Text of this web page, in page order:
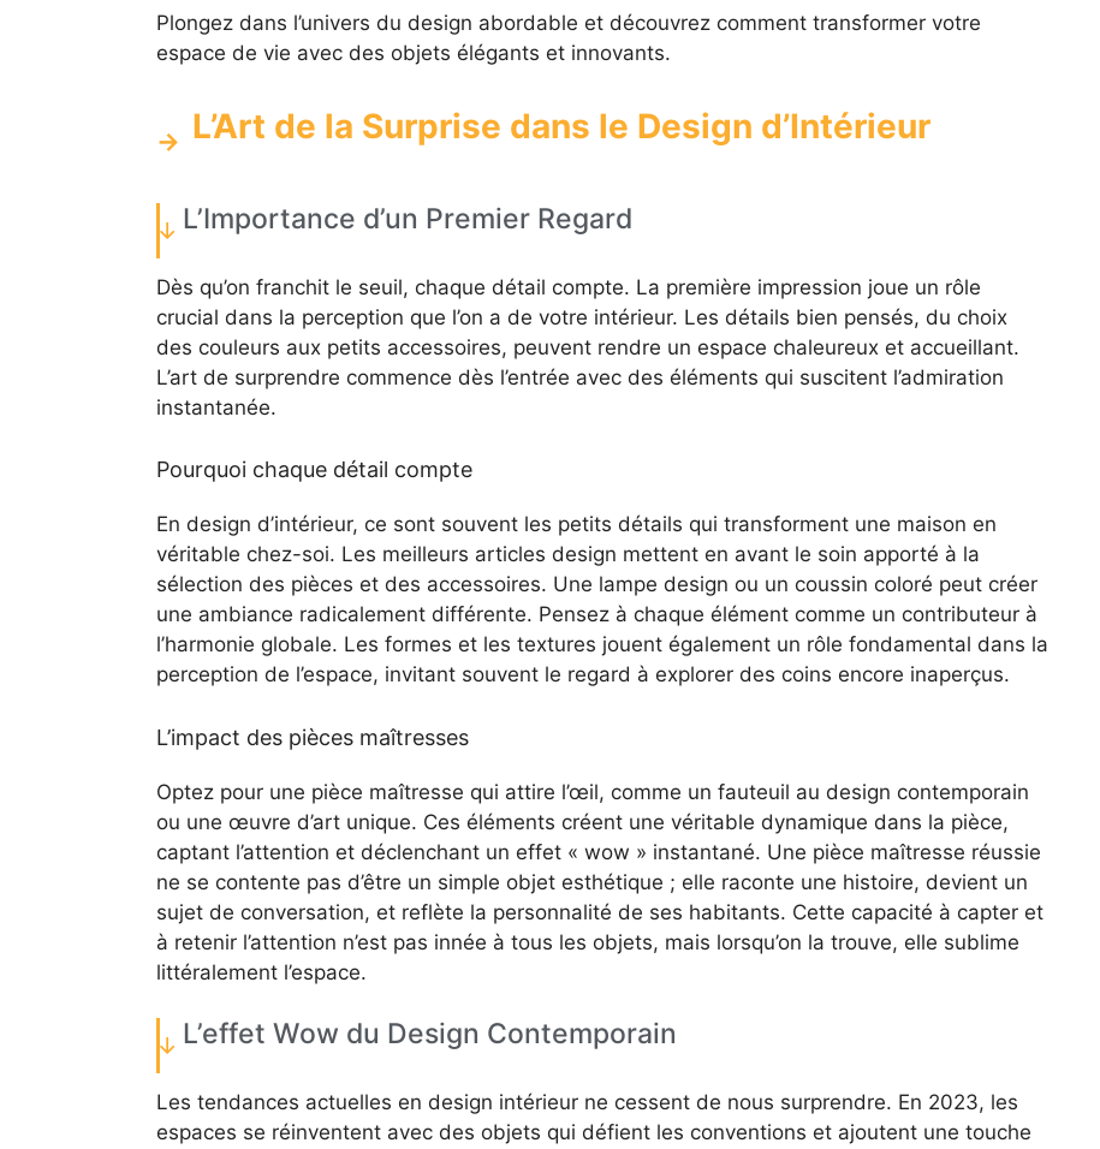
Plongez dans l’univers du design abordable et découvrez comment transformer votre
espace de vie avec des objets élégants et innovants.
L’Art de la Surprise dans le Design d’Intérieur
L’Importance d’un Premier Regard
Dès qu’on franchit le seuil, chaque détail compte. La première impression joue un rôle
crucial dans la perception que l’on a de votre intérieur. Les détails bien pensés, du choix
des couleurs aux petits accessoires, peuvent rendre un espace chaleureux et accueillant.
L’art de surprendre commence dès l’entrée avec des éléments qui suscitent l’admiration
instantanée.
Pourquoi chaque détail compte
En design d’intérieur, ce sont souvent les petits détails qui transforment une maison en
véritable chez-soi. Les meilleurs articles design mettent en avant le soin apporté à la
sélection des pièces et des accessoires. Une lampe design ou un coussin coloré peut créer
une ambiance radicalement différente. Pensez à chaque élément comme un contributeur à
l’harmonie globale. Les formes et les textures jouent également un rôle fondamental dans la
perception de l’espace, invitant souvent le regard à explorer des coins encore inaperçus.
L’impact des pièces maîtresses
Optez pour une pièce maîtresse qui attire l’œil, comme un fauteuil au design contemporain
ou une œuvre d’art unique. Ces éléments créent une véritable dynamique dans la pièce,
captant l’attention et déclenchant un effet « wow » instantané. Une pièce maîtresse réussie
ne se contente pas d’être un simple objet esthétique ; elle raconte une histoire, devient un
sujet de conversation, et reflète la personnalité de ses habitants. Cette capacité à capter et
à retenir l’attention n’est pas innée à tous les objets, mais lorsqu’on la trouve, elle sublime
littéralement l’espace.
L’effet Wow du Design Contemporain
Les tendances actuelles en design intérieur ne cessent de nous surprendre. En 2023, les
espaces se réinventent avec des objets qui défient les conventions et ajoutent une touche